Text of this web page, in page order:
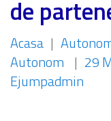
de
Acasa |
Autonom | 29
Ejumpadmin